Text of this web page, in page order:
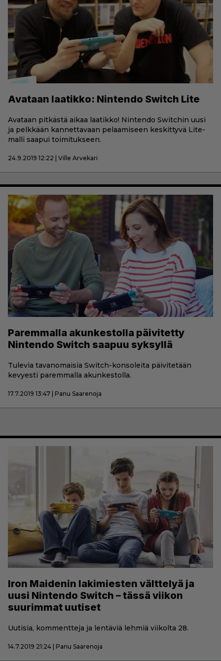
Avataan laatikko: Nintendo Switch Lite
Avataan pitkästä aikaa laatikko! Nintendo Switchin uusi
ja pelkkään kannettavaan pelaamiseen keskittyvä Lite-
malli saapui toimitukseen.
24.9.2019 12:22 | Ville Arvekari
Paremmalla akunkestolla päivitetty
Nintendo Switch saapuu syksyllä
Tulevia tavanomaisia Switch-konsoleita päivitetään
kevyesti paremmalla akunkestolla.
17.7.2019 13:47 | Panu Saarenoja
Iron Maidenin lakimiesten välttelyä ja
uusi Nintendo Switch – tässä viikon
suurimmat uutiset
Uutisia, kommentteja ja lentäviä lehmiä viikolta 28.
14.7.2019 21:24 | Panu Saarenoja